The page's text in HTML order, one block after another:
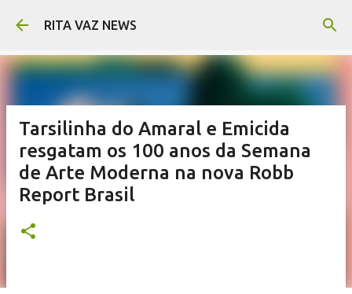
Pular para o conteúdo principal
RITA VAZ NEWS
Tarsilinha do Amaral e Emicida
resgatam os 100 anos da Semana
de Arte Moderna na nova Robb
Report Brasil